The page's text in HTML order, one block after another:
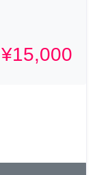
¥15,000